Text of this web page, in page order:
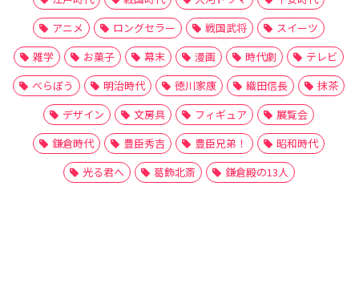
アニメ
ロングセラー 戦国武将
スイーツ
雑学
お菓子 幕末 漫画 時代劇
テレビ
べらぼう
明治時代 徳川家康 織田信長
抹茶
デザイン
文房具 フィギュア
展覧会
鎌倉時代
豊臣秀吉 豊臣兄弟！
昭和時代
光る君へ
葛飾北斎 鎌倉殿の13人